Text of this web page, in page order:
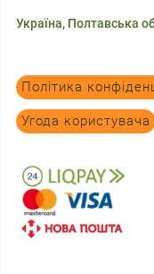
Williams
Писанка О. М.
Ремонтантні
Україна, Полтавська
Політика
Угода користувача